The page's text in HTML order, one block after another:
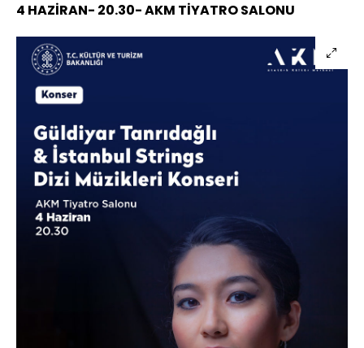
4 HAZİRAN- 20.30- AKM TİYATRO SALONU